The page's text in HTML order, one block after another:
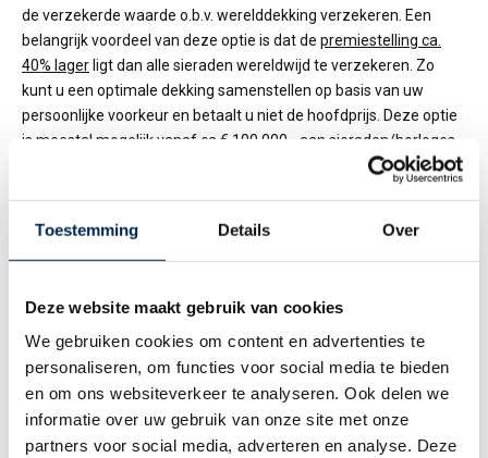
Toestemming Details Over
Deze website maakt gebruik van cookies
We gebruiken cookies om content en advertenties te
personaliseren, om functies voor social media te bieden
en om ons websiteverkeer te analyseren. Ook delen we
informatie over uw gebruik van onze site met onze
partners voor social media, adverteren en analyse. Deze
de verzekerde waarde o.b.v. werelddekking verzekeren. Een
belangrijk voordeel van deze optie is dat de premiestelling ca.
40% lager ligt dan alle sieraden wereldwijd te verzekeren. Zo
kunt u een optimale dekking samenstellen op basis van uw
persoonlijke voorkeur en betaalt u niet de hoofdprijs. Deze optie
is meestal mogelijk vanaf ca € 100.000,- aan sieraden/horloges.
: dit betreft meestal een uitbreiding op de
inboedelverzekering. Dit betreft alleen een aanvullende dekking
voor ‘diefstal’.
TIP 3: DE KRACHT VAN EEN TAXATIE: GEEN
DISCUSSIE BIJ SCHADE
Eensieradenverzekeringis een ‘objectenverzekering’. Achteraf
bewijzen wat er weg is en hoeveel het waard was, blijkt vaak
lastig te zijn. Vaak zijn er geen aankoopnota’s meer. Heeft u zelf
een specificatie gemaakt, heeft u dan wel rekening gehouden